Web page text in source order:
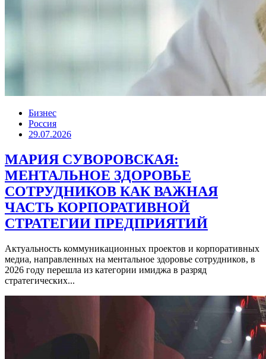
Бизнес
Россия
29.07.2026
МАРИЯ СУВОРОВСКАЯ:
МЕНТАЛЬНОЕ ЗДОРОВЬЕ
СОТРУДНИКОВ КАК ВАЖНАЯ
ЧАСТЬ КОРПОРАТИВНОЙ
СТРАТЕГИИ ПРЕДПРИЯТИЙ
Актуальность коммуникационных проектов и корпоративных
медиа, направленных на ментальное здоровье сотрудников, в
2026 году перешла из категории имиджа в разряд
стратегических...